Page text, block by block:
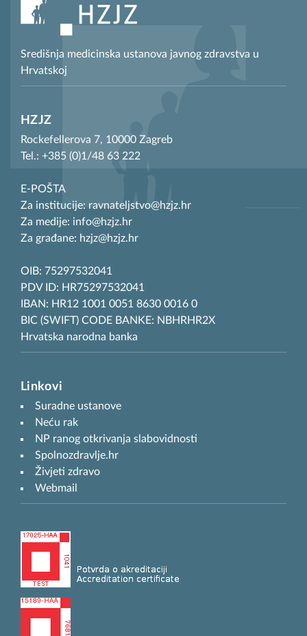
Središnja medicinska ustanova javnog zdravstva u
Hrvatskoj
HZJZ
Rockefellerova 7, 10000 Zagreb
Tel.: +385 (0)1/48 63 222
E-POŠTA
Za institucije: ravnateljstvo@hzjz.hr
Za medije: info@hzjz.hr
Za građane: hzjz@hzjz.hr
OIB: 75297532041
PDV ID: HR75297532041
IBAN: HR12 1001 0051 8630 0016 0
BIC (SWIFT) CODE BANKE: NBHRHR2X
Hrvatska narodna banka
Linkovi
Suradne ustanove
Neću rak
NP ranog otkrivanja slabovidnosti
Spolnozdravlje.hr
Živjeti zdravo
Webmail